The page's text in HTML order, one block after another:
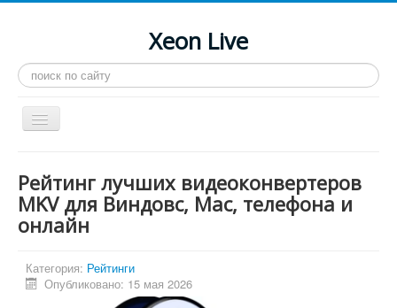
Xeon Live
Искать...
Toggle
Navigation
LGA 2011-3
LGA 2011
Инструкции
Рейтинг лучших видеоконвертеров
MKV для Виндовс, Mac, телефона и
онлайн
Категория: Рейтинги
Опубликовано: 15 мая 2026